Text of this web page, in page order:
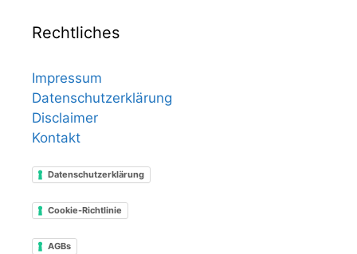
Rechtliches
Impressum
Datenschutzerklärung
Disclaimer
Kontakt
Datenschutzerklärung
Cookie-Richtlinie
AGBs